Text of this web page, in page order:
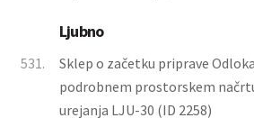
Ljubno
531.
Sklep o začetku priprave
podrobnem prostorskem
urejanja LJU-30 (ID 2258)